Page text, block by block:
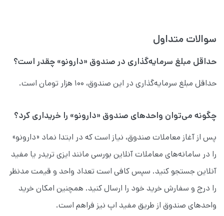
سوالات متداول
حداقل مبلغ سرمایه‌گذاری در صندوق «دارونو» چقدر است؟
حداقل مبلغ سرمایه‌گذاری در این صندوق، ۱۰۰ هزار تومان است.
چگونه می‌توان واحدهای صندوق «دارونو» را خریداری کرد؟
پس از آغاز معاملات صندوق، نیاز است که در ابتدا نماد «دارونو»
را در سامانه‌های معاملات آنلاین بورسی مانند ایزی تریدر یا مفید
آنلاین جستجو کنید. سپس کافی است تعداد واحد و قیمت مدنظر
را درج و سفارش خرید خود را ارسال کنید. همچنین امکان خرید
واحدهای صندوق از طریق مفید اپ نیز فراهم است.